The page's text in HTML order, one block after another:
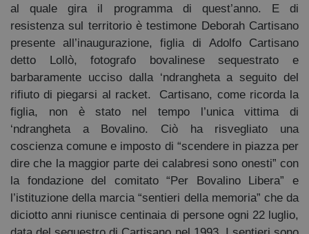
al quale gira il programma di quest’anno. E di
resistenza sul territorio è testimone Deborah Cartisano
presente all’inaugurazione, figlia di Adolfo Cartisano
detto Lollò, fotografo bovalinese sequestrato e
barbaramente ucciso dalla ‘ndrangheta a seguito del
rifiuto di piegarsi al racket. Cartisano, come ricorda la
figlia, non è stato nel tempo l’unica vittima di
‘ndrangheta a Bovalino. Ciò ha risvegliato una
coscienza comune e imposto di “scendere in piazza per
dire che la maggior parte dei calabresi sono onesti” con
la fondazione del comitato “Per Bovalino Libera” e
l’istituzione della marcia “sentieri della memoria” che da
diciotto anni riunisce centinaia di persone ogni 22 luglio,